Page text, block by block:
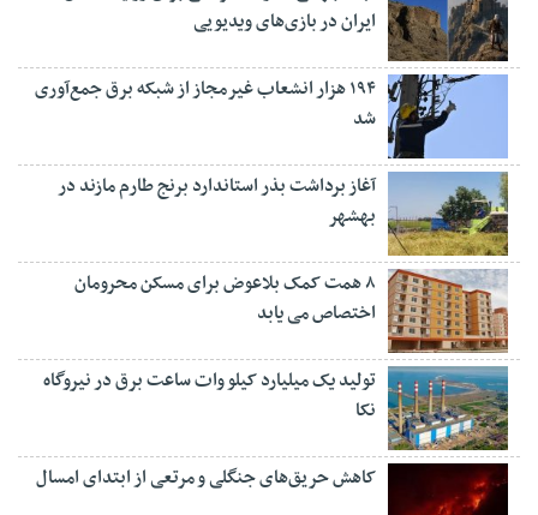
ایران در بازی‌های ویدیویی
۱۹۴ هزار انشعاب غیرمجاز از شبکه برق جمع‌آوری
شد
آغاز برداشت بذر استاندارد برنج طارم مازند در
بهشهر
۸ همت کمک بلاعوض برای مسکن محرومان
اختصاص می یابد
تولید یک میلیارد کیلو وات ساعت برق در نیروگاه
نکا
کاهش حریق‌های جنگلی و مرتعی از ابتدای امسال